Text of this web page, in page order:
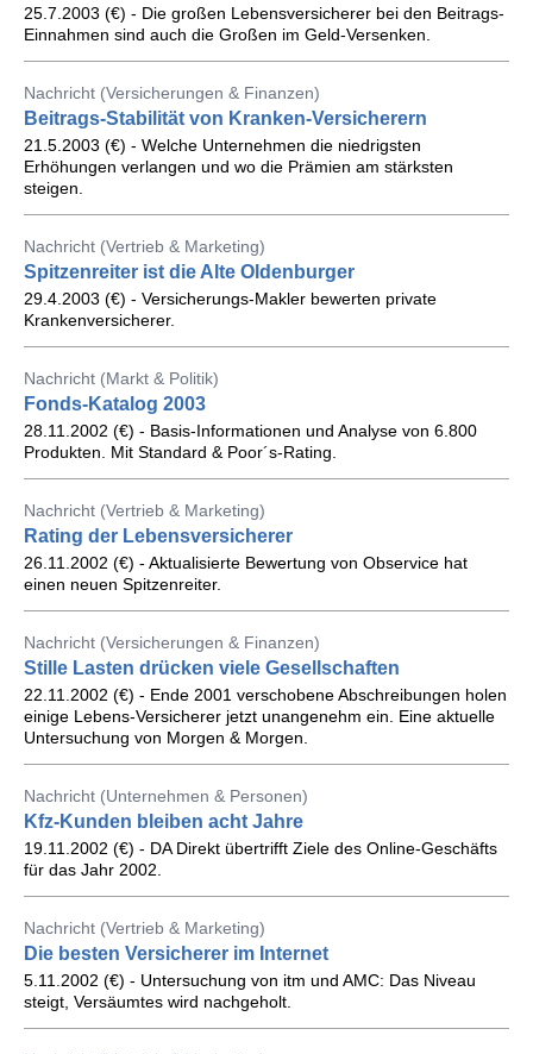
25.7.2003 (€) - Die großen Lebensversicherer bei den Beitrags-
Einnahmen sind auch die Großen im Geld-Versenken.
Nachricht (Versicherungen & Finanzen)
Beitrags-Stabilität von Kranken-Versicherern
21.5.2003 (€) - Welche Unternehmen die niedrigsten
Erhöhungen verlangen und wo die Prämien am stärksten
steigen.
Nachricht (Vertrieb & Marketing)
Spitzenreiter ist die Alte Oldenburger
29.4.2003 (€) - Versicherungs-Makler bewerten private
Krankenversicherer.
Nachricht (Markt & Politik)
Fonds-Katalog 2003
28.11.2002 (€) - Basis-Informationen und Analyse von 6.800
Produkten. Mit Standard & Poor´s-Rating.
Nachricht (Vertrieb & Marketing)
Rating der Lebensversicherer
26.11.2002 (€) - Aktualisierte Bewertung von Observice hat
einen neuen Spitzenreiter.
Nachricht (Versicherungen & Finanzen)
Stille Lasten drücken viele Gesellschaften
22.11.2002 (€) - Ende 2001 verschobene Abschreibungen holen
einige Lebens-Versicherer jetzt unangenehm ein. Eine aktuelle
Untersuchung von Morgen & Morgen.
Nachricht (Unternehmen & Personen)
Kfz-Kunden bleiben acht Jahre
19.11.2002 (€) - DA Direkt übertrifft Ziele des Online-Geschäfts
für das Jahr 2002.
Nachricht (Vertrieb & Marketing)
Die besten Versicherer im Internet
5.11.2002 (€) - Untersuchung von itm und AMC: Das Niveau
steigt, Versäumtes wird nachgeholt.